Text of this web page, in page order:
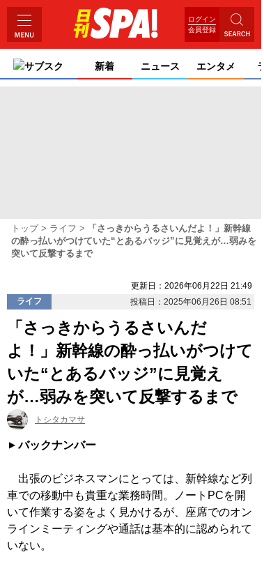
ログイン
会員登録
サブスク 新着 ニュース エンタメ
トップ ライフ
「さっきからうるさいんだよ！」新幹線
の酔っ払いがつけていた“とあるバッジ”に見覚えが…弱みを
突いて反撃するまで
更新日：2026年06月22日 21:49
ライフ
投稿日：2025年06月26日 08:51
「さっきからうるさいんだ
よ！」新幹線の酔っ払いがつけて
いた“とあるバッジ”に見覚え
が…弱みを突いて反撃するまで
トシタカマサ
バックナンバー
出張のビジネスマンにとっては、新幹線など列
車での移動中も貴重な業務時間。ノートPCを開
いて作業する姿をよく見かけるが、座席でのオン
ラインミーティングや通話は基本的に認められて
いない。